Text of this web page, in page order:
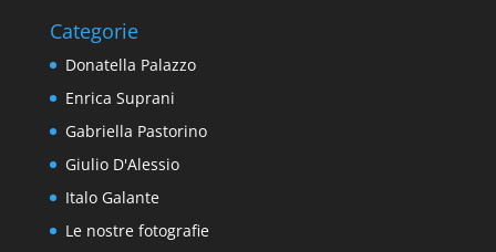
Categorie
Donatella Palazzo
Enrica Suprani
Gabriella Pastorino
Giulio D'Alessio
Italo Galante
Le nostre fotografie